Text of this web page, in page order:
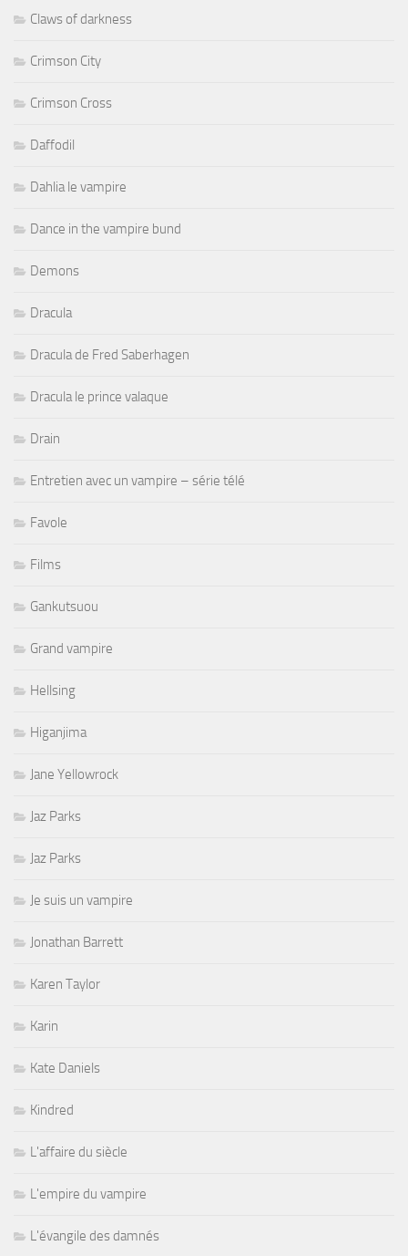
Claws of darkness
Crimson City
Crimson Cross
Daffodil
Dahlia le vampire
Dance in the vampire bund
Demons
Dracula
Dracula de Fred Saberhagen
Dracula le prince valaque
Drain
Entretien avec un vampire – série télé
Favole
Films
Gankutsuou
Grand vampire
Hellsing
Higanjima
Jane Yellowrock
Jaz Parks
Jaz Parks
Je suis un vampire
Jonathan Barrett
Karen Taylor
Karin
Kate Daniels
Kindred
L'affaire du siècle
L'empire du vampire
L'évangile des damnés